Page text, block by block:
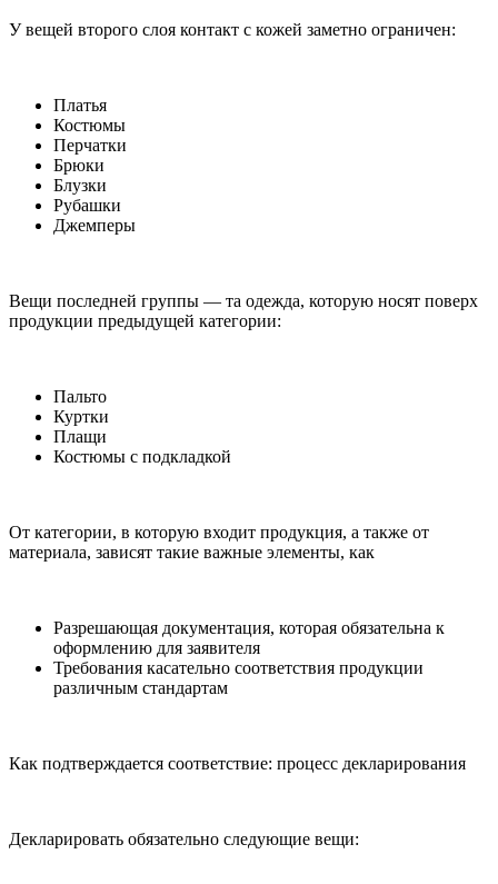
У вещей второго слоя контакт с кожей заметно ограничен:
Платья
Костюмы
Перчатки
Брюки
Блузки
Рубашки
Джемперы
Вещи последней группы — та одежда, которую носят поверх
продукции предыдущей категории:
Пальто
Куртки
Плащи
Костюмы с подкладкой
От категории, в которую входит продукция, а также от
материала, зависят такие важные элементы, как
Разрешающая документация, которая обязательна к
оформлению для заявителя
Требования касательно соответствия продукции
различным стандартам
Как подтверждается соответствие: процесс декларирования
Декларировать обязательно следующие вещи: